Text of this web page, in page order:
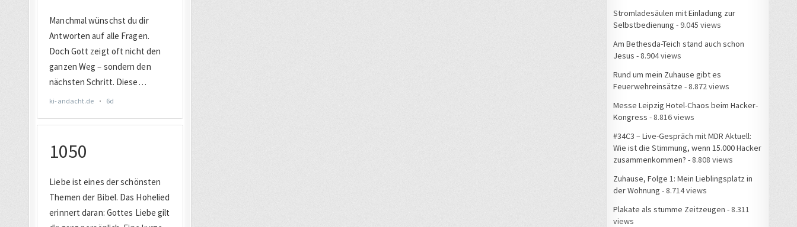
Stromladesäulen mit Einladung zur
Selbstbedienung - 9.045 views
Am Bethesda-Teich stand auch schon
Jesus - 8.904 views
Rund um mein Zuhause gibt es
Feuerwehreinsätze - 8.872 views
Messe Leipzig Hotel-Chaos beim Hacker-
Kongress - 8.816 views
#34C3 – Live-Gespräch mit MDR Aktuell:
Wie ist die Stimmung, wenn 15.000 Hacker
zusammenkommen? - 8.808 views
Zuhause, Folge 1: Mein Lieblingsplatz in
der Wohnung - 8.714 views
Plakate als stumme Zeitzeugen - 8.311
views